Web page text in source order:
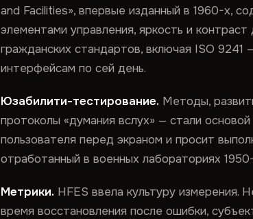
and Facilities», впервые изданный в 1960-х,
элементами управления, яркость и
гражданских стандартов, включая ISO
интерфейсам по сей день.
Юзабилити-тестирование. Методы,
протоколы «думания вслух» — стали
пользователя перед экраном и просит
отработанный в военных лабораториях
Метрики. HFES ввела культуру измерения.
время восстановления после ошибки,